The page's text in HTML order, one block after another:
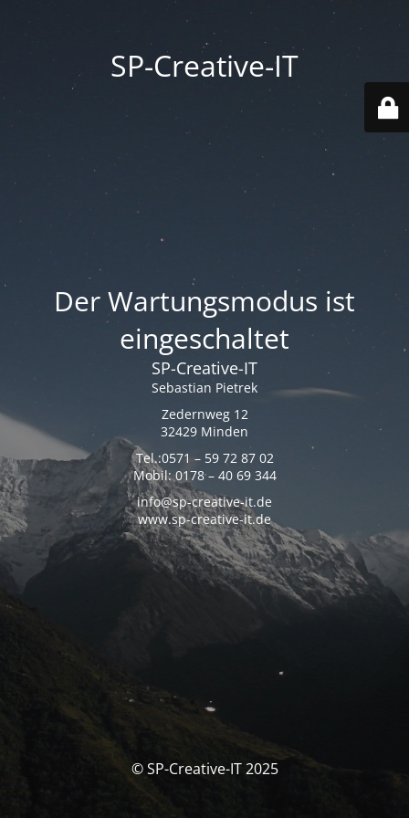
SP-Creative-IT
Der Wartungsmodus ist
eingeschaltet
SP-Creative-IT
Sebastian Pietrek
Zedernweg 12
32429 Minden
Tel.:0571 – 59 72 87 02
Mobil: 0178 – 40 69 344
info@sp-creative-it.de
www.sp-creative-it.de
© SP-Creative-IT 2025